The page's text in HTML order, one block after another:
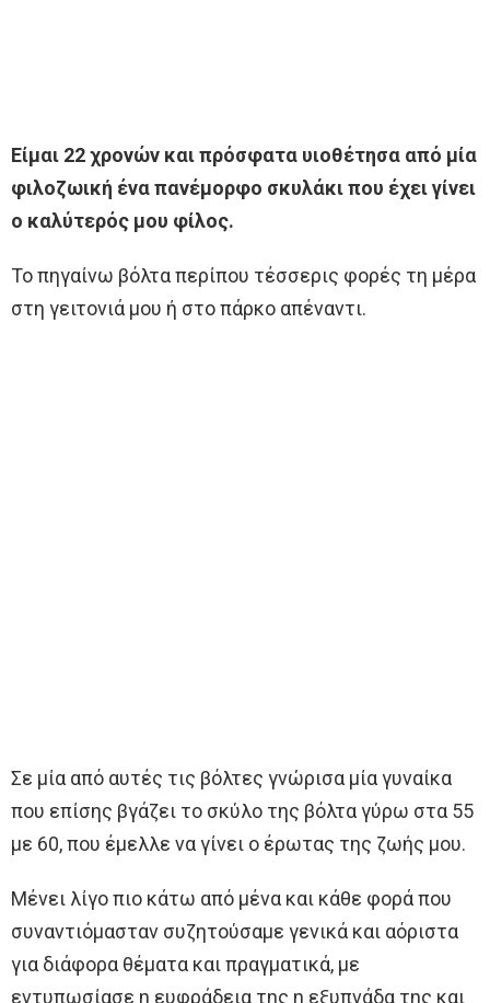
Είμαι 22 χρονών και πρόσφατα υιοθέτησα από μία
φιλοζωική ένα πανέμορφο σκυλάκι που έχει γίνει
ο καλύτερός μου φίλος.
Το πηγαίνω βόλτα περίπου τέσσερις φορές τη μέρα
στη γειτονιά μου ή στο πάρκο απέναντι.
Σε μία από αυτές τις βόλτες γνώρισα μία γυναίκα
που επίσης βγάζει το σκύλο της βόλτα γύρω στα 55
με 60, που έμελλε να γίνει ο έρωτας της ζωής μου.
Μένει λίγο πιο κάτω από μένα και κάθε φορά που
συναντιόμασταν συζητούσαμε γενικά και αόριστα
για διάφορα θέματα και πραγματικά, με
εντυπωσίασε η ευφράδεια της η εξυπνάδα της και